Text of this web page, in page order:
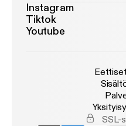
Instagram
Tiktok
Youtube
SSL-